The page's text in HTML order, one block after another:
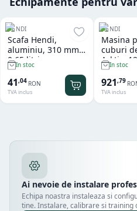
HENDI
Scafa Hendi,
aluminiu, 310 mm,
0.65 litri
In stoc
41,04 RON
TVA inclus
HENDI
Masina
cuburi
Arktic,
In stoc
921,79
TVA inclus
Ai nevoie de instalare
Echipa noastra instaleaza si
tine. Instalare, calibrare si training